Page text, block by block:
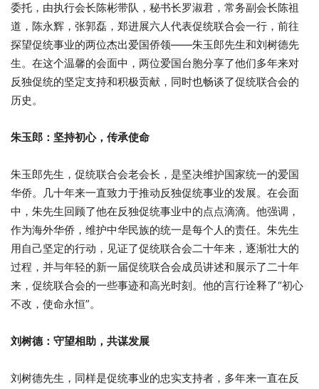
委托，由执行会长陈彬带队，秘书长罗淑君，常务副会长陈祖
道，陈永辉，张郭磊，郑进展六人代表促统联合会一行，前往
探望促统事业的两位杰出爱国侨领——朱玉郎先生和刘树德先
生。在这个温馨的会面中，两位爱国台胞分享了他们多年来对
反独促统的坚定支持和积极贡献，同时也畅谈了促统联合会的
历史。
朱玉郎：坚持初心，传承使命
朱玉郎先生，促统联合会老会长，是坚决维护国家统一的爱国
华侨。几十年来一直致力于推动反独促统事业的发展。在会面
中，朱先生回顾了他在反独促统事业中的点点滴滴。他强调，
作为海外华侨，维护中华民族的统一是每个人的责任。朱先生
用自己坚定的行动，见证了促统联合会二十年来，逐渐壮大的
过程，并与年轻的新一届促统联合会成员讲述和展示了二十年
来，促统联合会的一些事迹和高光时刻。他的言行诠释了“初心
不改，使命永恒”。
刘树德：守望相助，共谋发展
刘树德先生，同样是促统事业的忠实支持者，多年来一直在反